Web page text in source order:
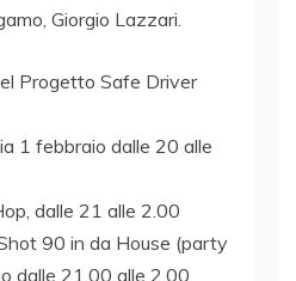
Giorgio Lazzari.
Progetto Safe Driver
1 febbraio dalle 20 alle
dalle 21 alle 2.00
90 in da House (party
dalle 21.00 alle 2.00